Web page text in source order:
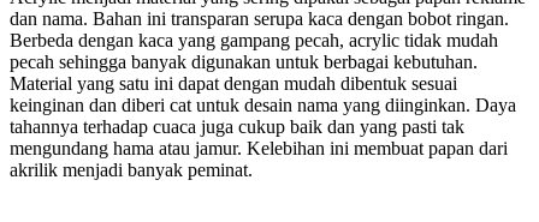
dan nama. Bahan ini transparan serupa kaca dengan bobot ringan.
Berbeda dengan kaca yang gampang pecah, acrylic tidak mudah
pecah sehingga banyak digunakan untuk berbagai kebutuhan.
Material yang satu ini dapat dengan mudah dibentuk sesuai
keinginan dan diberi cat untuk desain nama yang diinginkan. Daya
tahannya terhadap cuaca juga cukup baik dan yang pasti tak
mengundang hama atau jamur. Kelebihan ini membuat papan dari
akrilik menjadi banyak peminat.